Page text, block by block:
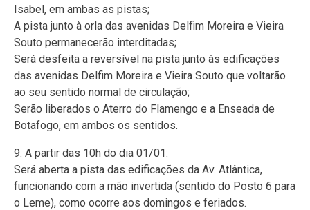
Isabel, em ambas as pistas;
A pista junto à orla das avenidas Delfim Moreira e Vieira
Souto permanecerão interditadas;
Será desfeita a reversível na pista junto às edificações
das avenidas Delfim Moreira e Vieira Souto que voltarão
ao seu sentido normal de circulação;
Serão liberados o Aterro do Flamengo e a Enseada de
Botafogo, em ambos os sentidos.
9. A partir das 10h do dia 01/01:
Será aberta a pista das edificações da Av. Atlântica,
funcionando com a mão invertida (sentido do Posto 6 para
o Leme), como ocorre aos domingos e feriados.